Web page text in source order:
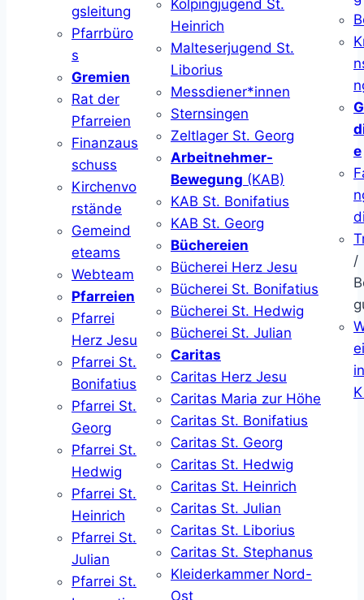
gsleitung
Pfarrbüro
s
Gremien
Rat der
Pfarreien
Finanzaus
schuss
Kirchenvo
rstände
Gemeind
eteams
Webteam
Pfarreien
Pfarrei
Herz Jesu
Pfarrei St.
Bonifatius
Pfarrei St.
Georg
Pfarrei St.
Hedwig
Pfarrei St.
Heinrich
Pfarrei St.
Julian
Pfarrei St.
Kolpingjugend St.
Heinrich
Malteserjugend St.
Liborius
Messdiener*innen
Sternsingen
Zeltlager St. Georg
Arbeitnehmer-
Bewegung (KAB)
KAB St. Bonifatius
KAB St. Georg
Büchereien
Bücherei Herz Jesu
Bücherei St. Bonifatius
Bücherei St. Hedwig
Bücherei St. Julian
Caritas
Caritas Herz Jesu
Caritas Maria zur Höhe
Caritas St. Bonifatius
Caritas St. Georg
Caritas St. Hedwig
Caritas St. Heinrich
Caritas St. Julian
Caritas St. Liborius
Caritas St. Stephanus
Kleiderkammer Nord-
Ost
e
/